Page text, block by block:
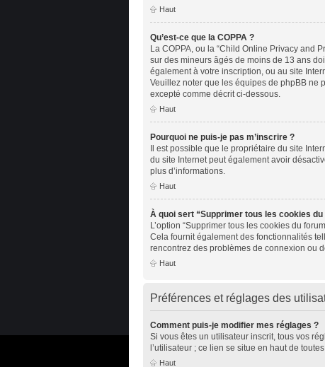
Haut
Qu’est-ce que la COPPA ?
La COPPA, ou la “Child Online Privacy and
sur des mineurs âgés de moins de 13 ans
également à votre inscription, ou au site
Veuillez noter que les équipes de phpBB ne
excepté comme décrit ci-dessous.
Haut
Pourquoi ne puis-je pas m’inscrire ?
Il est possible que le propriétaire du site
du site Internet peut également avoir
plus d’informations.
Haut
À quoi sert “Supprimer tous les cookies du
L’option “Supprimer tous les cookies du
Cela fournit également des fonctionnalités
rencontrez des problèmes de connexion ou
Haut
Préférences et réglages des
Comment puis-je modifier mes réglages ?
Si vous êtes un utilisateur inscrit, tous vos
l’utilisateur ; ce lien se situe en haut de
Haut